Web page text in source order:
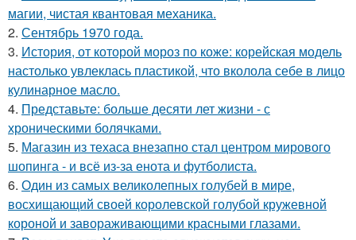
магии, чистая квантовая механика.
2. Сентябрь 1970 года.
3. История, от которой мороз по коже: корейская модель
настолько увлеклась пластикой, что вколола себе в лицо
кулинарное масло.
4. Представьте: больше десяти лет жизни - с
хроническими болячками.
5. Магазин из техаса внезапно стал центром мирового
шопинга - и всё из-за енота и футболиста.
6. Один из самых великолепных голубей в мире,
восхищающий своей королевской голубой кружевной
короной и завораживающими красными глазами.